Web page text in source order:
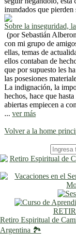
inundados que pierden
Sobre la inseguridad,
(por Sebastián
con mi grupo de
ellas, temas de
ellos contaban de
que por supuesto les
las posesiones
La indignación, la
hechos, hace que
abiertas empiecen a
... ver más
Volver a la home
Retiro Espiritual de
Argentina 🏞️